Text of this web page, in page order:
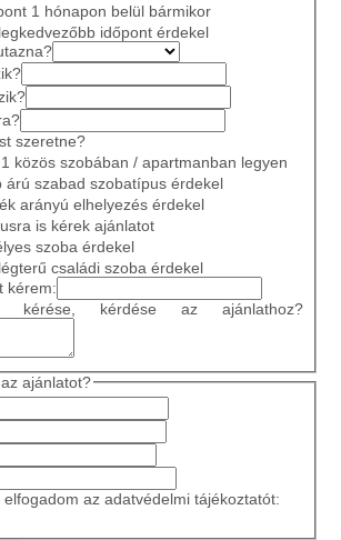
1 hónapon belül bármikor
időpont érdekel
szeretne?
közös szobában / apartmanban legyen
árú szabad szobatípus érdekel
arányú elhelyezés érdekel
is kérek ajánlatot
szoba érdekel
családi szoba érdekel
kérem:
kérése, kérdése az ajánlathoz?
ajánlatot?
az adatvédelmi tájékoztatót: